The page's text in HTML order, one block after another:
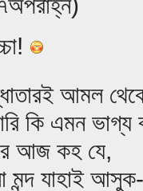
আমল
কি এমন ভাগ্য
আজ কহ যে,
মন্দ যাহাই আসুক-